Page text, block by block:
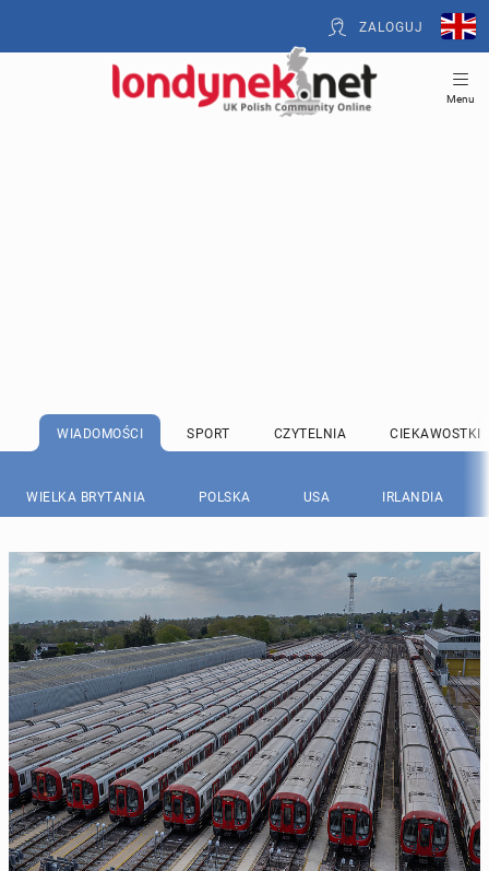
ZALOGUJ
Menu
WIADOMOŚCI SPORT CZYTELNIA CIEKAWOSTKI
WIELKA BRYTANIA POLSKA USA IRLANDIA